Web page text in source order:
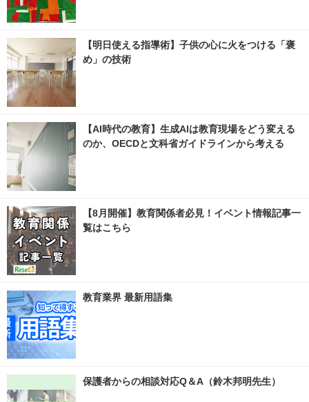
【明日使える指導術】子供の心に火をつける「褒
め」の技術
【AI時代の教育】生成AIは教育現場をどう変える
のか、OECDと文科省ガイドラインから考える
【8月開催】教育関係者必見！イベント情報記事一
覧はこちら
教育業界 最新用語集
保護者からの相談対応Q＆A（鈴木邦明先生）